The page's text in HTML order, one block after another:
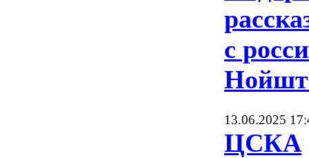
с
13.06.2025
ЦСКА